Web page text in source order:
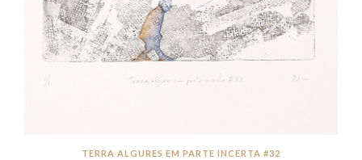
TERRA ALGURES EM PARTE INCERTA #32